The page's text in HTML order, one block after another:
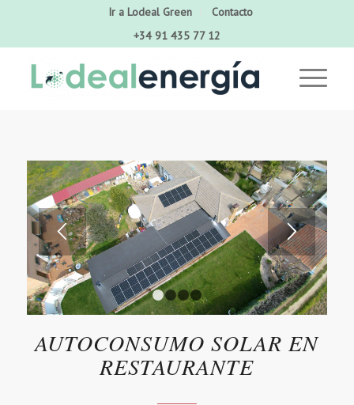
Ir a Lodeal Green
Contacto
+34 91 435 77 12
2 3 4
AUTOCONSUMO SOLAR EN
RESTAURANTE